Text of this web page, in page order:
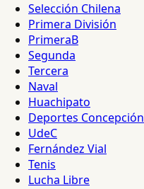
Selección Chilena
Primera División
PrimeraB
Segunda
Tercera
Naval
Huachipato
Deportes Concepción
UdeC
Fernández Vial
Tenis
Lucha Libre